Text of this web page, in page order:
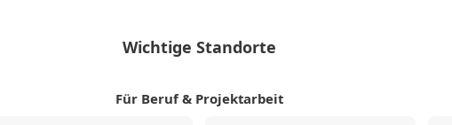
125 € pro Tag ·
die internationaleWichtige Standorte
Für Beruf & Projektarbeit